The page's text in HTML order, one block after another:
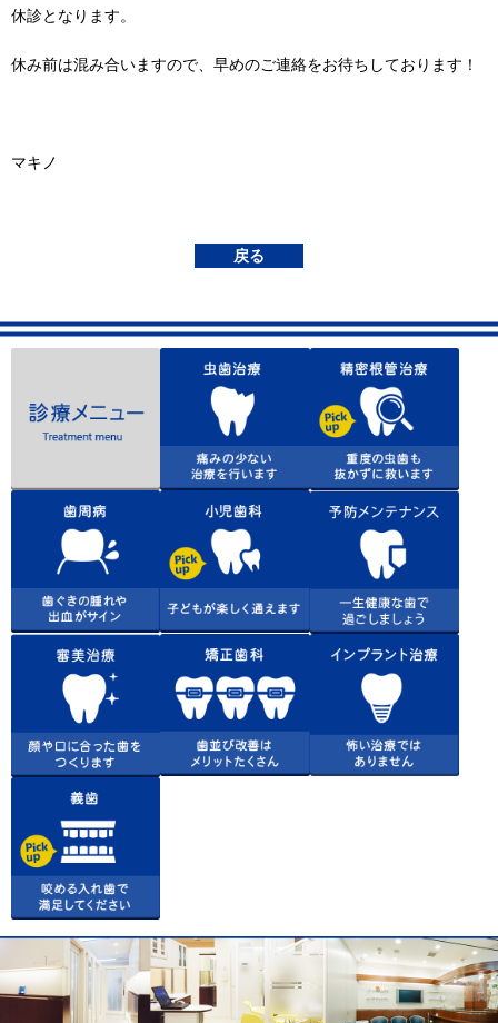
休診となります。
休み前は混み合いますので、早めのご連絡をお待ちしております！
マキノ
戻る